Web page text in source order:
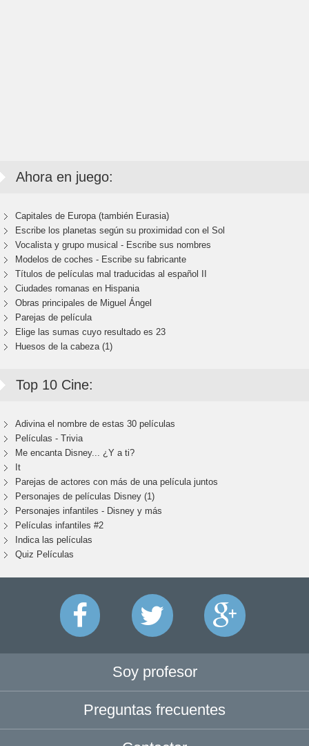
Ahora en juego:
Capitales de Europa (también Eurasia)
Escribe los planetas según su proximidad con el Sol
Vocalista y grupo musical - Escribe sus nombres
Modelos de coches - Escribe su fabricante
Títulos de películas mal traducidas al español II
Ciudades romanas en Hispania
Obras principales de Miguel Ángel
Parejas de película
Elige las sumas cuyo resultado es 23
Huesos de la cabeza (1)
Top 10 Cine:
Adivina el nombre de estas 30 películas
Películas - Trivia
Me encanta Disney... ¿Y a ti?
It
Parejas de actores con más de una película juntos
Personajes de películas Disney (1)
Personajes infantiles - Disney y más
Películas infantiles #2
Indica las películas
Quiz Películas
Soy profesor
Preguntas frecuentes